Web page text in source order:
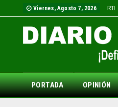
Viernes, Agosto 7, 2026 RTL
PORTADA OPINIÓN